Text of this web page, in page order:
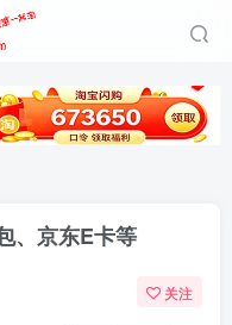
、京东E卡等
关注